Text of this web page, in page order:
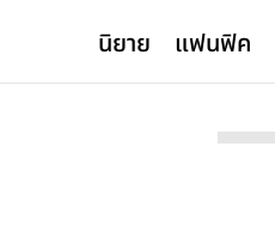
นิยาย แฟนฟิค